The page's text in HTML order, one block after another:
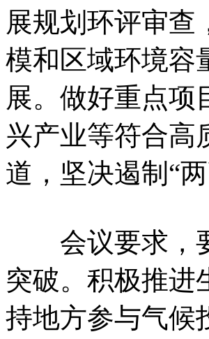
展规划环评审查
模和区域环境容
展。做好重点项
兴产业等符合高
道，坚决遏制“
会议要求，要
突破。积极推进
持地方参与气候